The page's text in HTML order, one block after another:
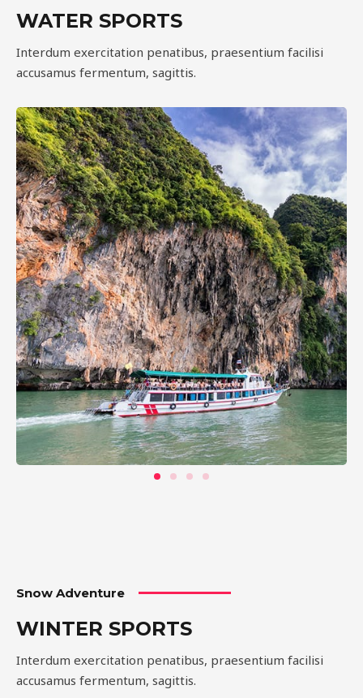
WATER SPORTS
Interdum exercitation penatibus, praesentium facilisi
accusamus fermentum, sagittis.
Snow Adventure
WINTER SPORTS
Interdum exercitation penatibus, praesentium facilisi
accusamus fermentum, sagittis.